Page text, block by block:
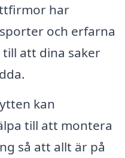
har
och erfarna
att dina saker
kan
till att montera
så att allt är på